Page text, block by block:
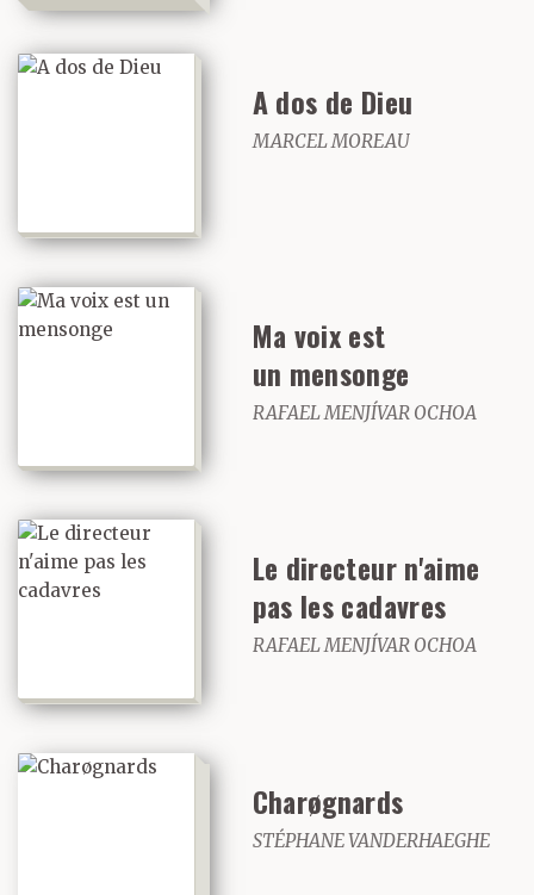
A dos de Dieu
MARCEL MOREAU
Ma voix est
un mensonge
RAFAEL MENJÍVAR OCHOA
Le directeur n'aime
pas les cadavres
RAFAEL MENJÍVAR OCHOA
Charøgnards
STÉPHANE VANDERHAEGHE